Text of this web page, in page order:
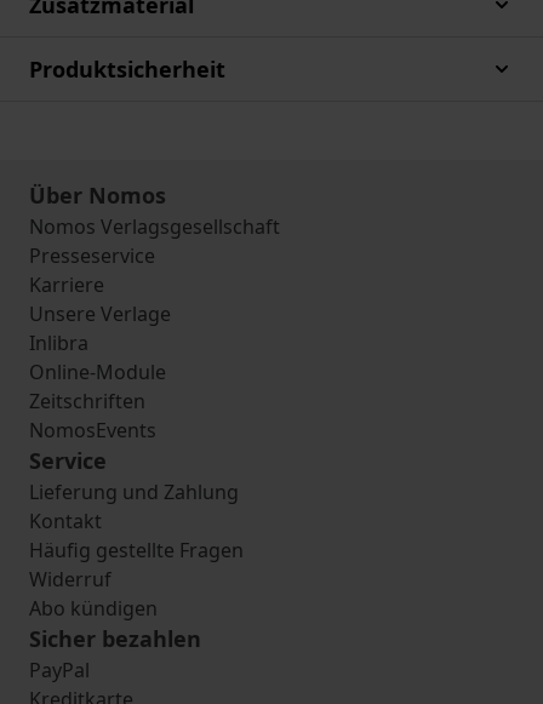
Produktsicherheit
Über Nomos
Nomos Verlagsgesellschaft
Presseservice
Karriere
Unsere Verlage
Inlibra
Online-Module
Zeitschriften
NomosEvents
Service
Lieferung und Zahlung
Kontakt
Häufig gestellte Fragen
Widerruf
Abo kündigen
Sicher bezahlen
PayPal